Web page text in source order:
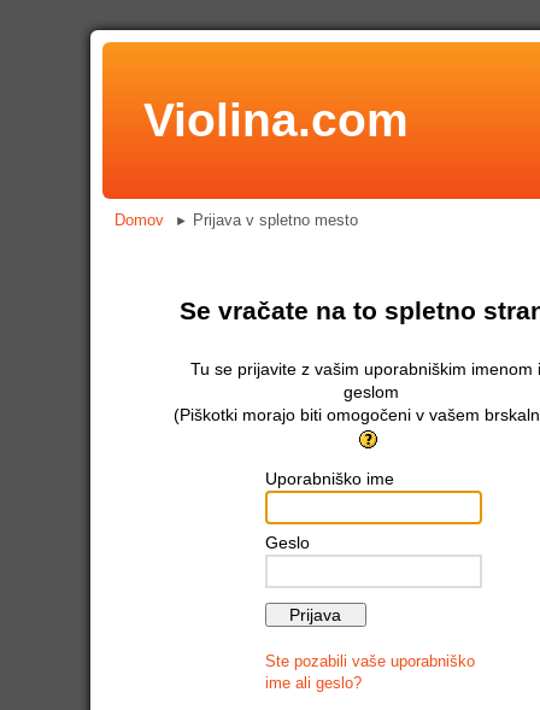
Violina.com
Domov ► Prijava v spletno mesto
Se vračate na to spletno
Tu se prijavite z vašim uporabniškim imenom
geslom
(Piškotki morajo biti omogočeni v vašem
Uporabniško ime
Geslo
Ste pozabili vaše uporabniško
ime ali geslo?